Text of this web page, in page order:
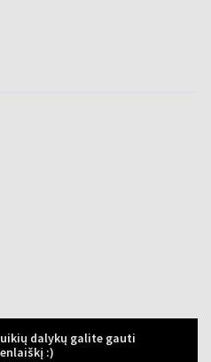
dalykų galite gauti
:)